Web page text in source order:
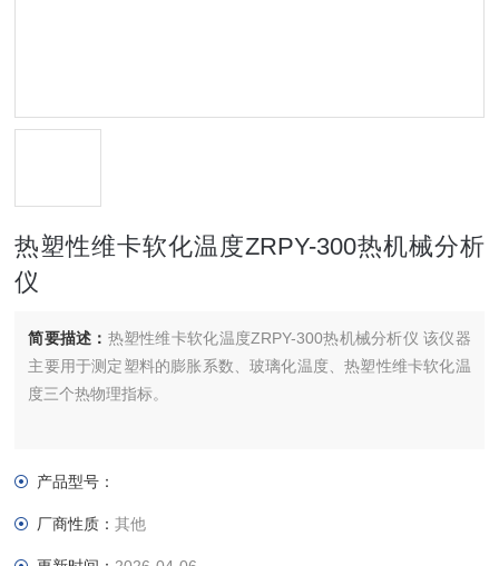
热塑性维卡软化温度ZRPY-300热机械分析
仪
简要描述： 热塑性维卡软化温度ZRPY-300热机械分析仪 该仪器
主要用于测定塑料的膨胀系数、玻璃化温度、热塑性维卡软化温
度三个热物理指标。
产品型号：
厂商性质：其他